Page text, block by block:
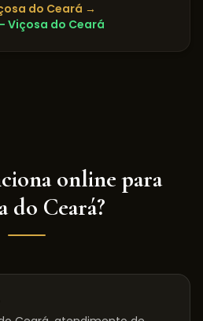
do Ceará →
Viçosa do Ceará
online para
do Ceará?